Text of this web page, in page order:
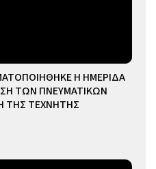
Η ΗΜΕΡΙΔΑ
ΤΩΝ ΠΝΕΥΜΑΤΙΚΩΝ
ΤΗΣ ΤΕΧΝΗΤΗΣ